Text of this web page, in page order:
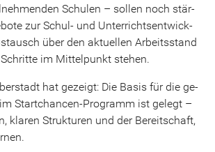
Schu­len – sol­len noch stär­
zur Schul-​ und Un­ter­richts­ent­wick­
über den ak­tu­el­len Ar­beits­stand
im Mit­tel­punkt ste­hen.
hat ge­zeigt: Die Basis für die ge­
Startchancen-​Programm ist ge­legt –
kla­ren Struk­tu­ren und der Be­reit­schaft,